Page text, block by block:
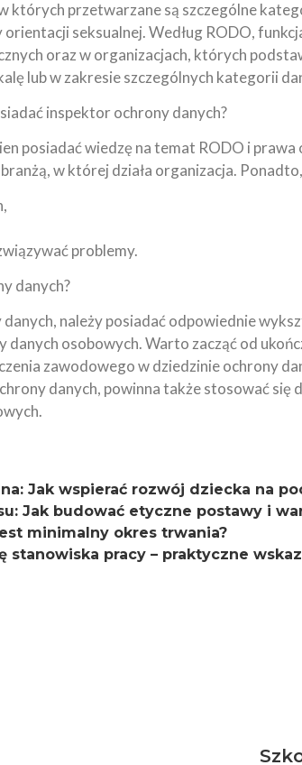
których przetwarzane są szczególne
seksualnej. Według RODO,
oraz w organizacjach, których
lub w zakresie szczególnych kategorii
inspektor ochrony danych?
posiadać wiedzę na temat RODO i
w której działa organizacja.
problemy.
danych?
należy posiadać odpowiednie
osobowych. Warto zacząć od
zawodowego w dziedzinie ochrony
danych, powinna także stosować się
Jak wspierać rozwój dziecka na
Jak budować etyczne postawy i
minimalny okres trwania?
stanowiska pracy – praktyczne